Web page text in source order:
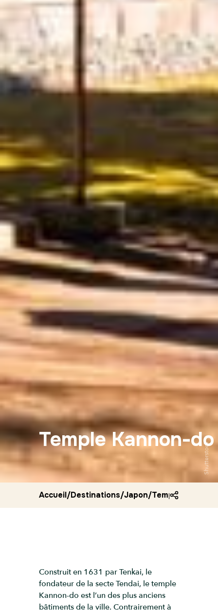
Temple Kannon-do
Shutterstock
Accueil/Destinations/Japon/Temple kannon
Construit en 1631 par Tenkai, le
fondateur de la secte Tendai, le temple
Kannon-do est l’un des plus anciens
bâtiments de la ville. Contrairement à